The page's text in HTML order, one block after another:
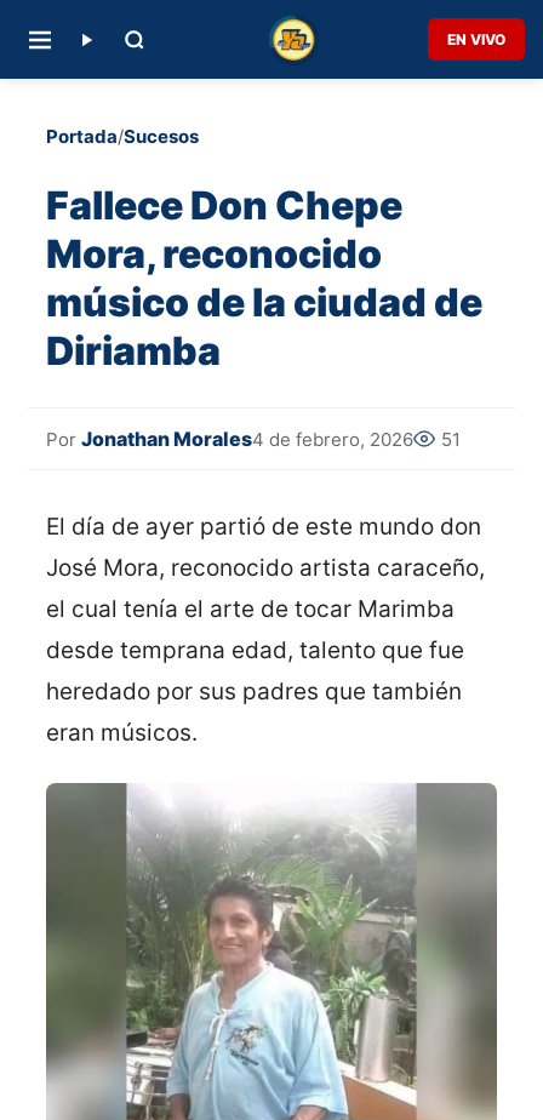
EN VIVO
Portada/Sucesos
Fallece Don Chepe
Mora, reconocido
músico de la ciudad de
Diriamba
Por Jonathan Morales4 de febrero, 2026 51
El día de ayer partió de este mundo don
José Mora, reconocido artista caraceño,
el cual tenía el arte de tocar Marimba
desde temprana edad, talento que fue
heredado por sus padres que también
eran músicos.